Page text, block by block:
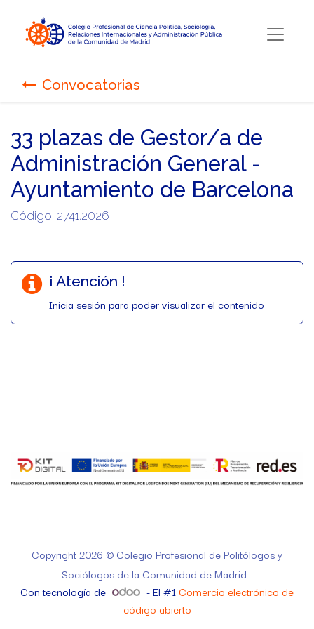
Convocatorias
33 plazas de Gestor/a de
Administración General -
Ayuntamiento de Barcelona
Código: 2741.2026
¡ Atención !
Inicia sesión para poder visualizar el contenido
Copyright 2026 © Colegio Profesional de Politólogos y
Sociólogos de la Comunidad de Madrid
Con tecnología de
- El #1 Comercio electrónico de
código abierto